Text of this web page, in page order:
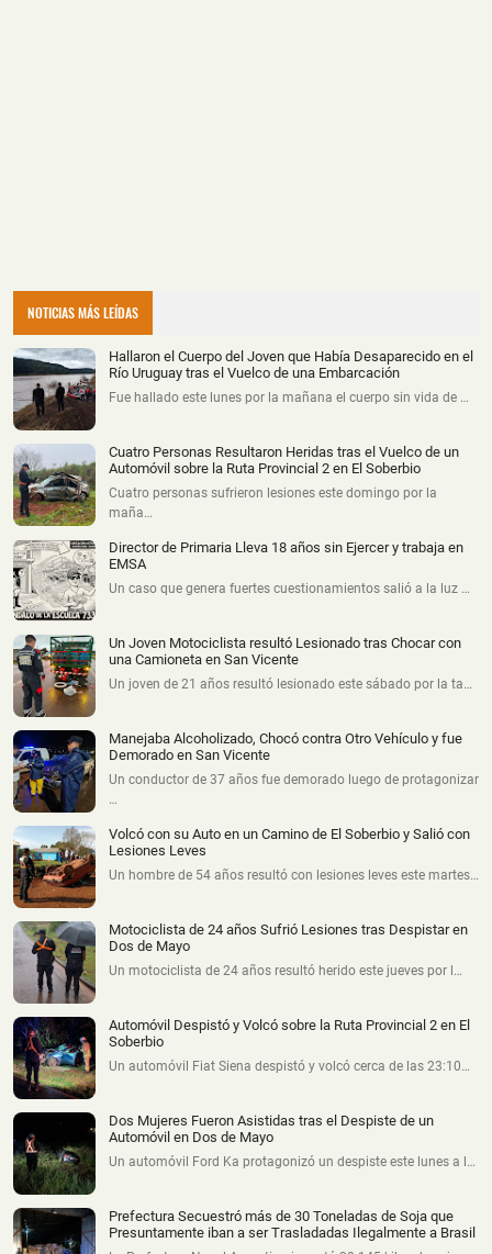
NOTICIAS MÁS LEÍDAS
Hallaron el Cuerpo del Joven que Había Desaparecido en el
Río Uruguay tras el Vuelco de una Embarcación
Fue hallado este lunes por la mañana el cuerpo sin vida de …
Cuatro Personas Resultaron Heridas tras el Vuelco de un
Automóvil sobre la Ruta Provincial 2 en El Soberbio
Cuatro personas sufrieron lesiones este domingo por la
maña…
Director de Primaria Lleva 18 años sin Ejercer y trabaja en
EMSA
Un caso que genera fuertes cuestionamientos salió a la luz …
Un Joven Motociclista resultó Lesionado tras Chocar con
una Camioneta en San Vicente
Un joven de 21 años resultó lesionado este sábado por la ta…
Manejaba Alcoholizado, Chocó contra Otro Vehículo y fue
Demorado en San Vicente
Un conductor de 37 años fue demorado luego de protagonizar
…
Volcó con su Auto en un Camino de El Soberbio y Salió con
Lesiones Leves
Un hombre de 54 años resultó con lesiones leves este martes…
Motociclista de 24 años Sufrió Lesiones tras Despistar en
Dos de Mayo
Un motociclista de 24 años resultó herido este jueves por l…
Automóvil Despistó y Volcó sobre la Ruta Provincial 2 en El
Soberbio
Un automóvil Fiat Siena despistó y volcó cerca de las 23:10…
Dos Mujeres Fueron Asistidas tras el Despiste de un
Automóvil en Dos de Mayo
Un automóvil Ford Ka protagonizó un despiste este lunes a l…
Prefectura Secuestró más de 30 Toneladas de Soja que
Presuntamente iban a ser Trasladadas Ilegalmente a Brasil